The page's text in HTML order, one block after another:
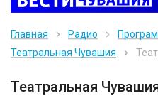
Главная Радио
Театральная Чувашия
Театральная